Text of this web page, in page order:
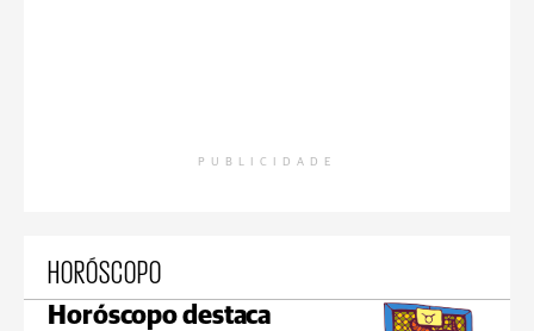
PUBLICIDADE
HORÓSCOPO
Horóscopo destaca